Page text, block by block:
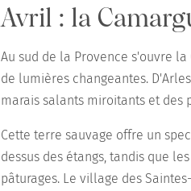
Avril : la
Au sud de la Provence s'ouvre
de lumières changeantes.
marais salants miroitants et des
Cette terre sauvage offre un
dessus des étangs, tandis que
pâturages. Le village des